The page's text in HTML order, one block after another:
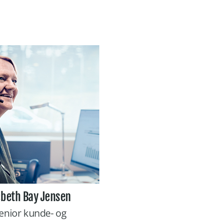
Bay Jensen
kunde- og